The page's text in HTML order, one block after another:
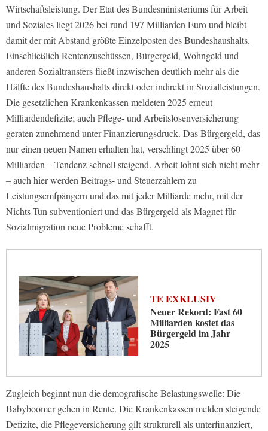
Wirtschaftsleistung. Der Etat des Bundesministeriums für Arbeit
und Soziales liegt 2026 bei rund 197 Milliarden Euro und bleibt
damit der mit Abstand größte Einzelposten des Bundeshaushalts.
Einschließlich Rentenzuschüssen, Bürgergeld, Wohngeld und
anderen Sozialtransfers fließt inzwischen deutlich mehr als die
Hälfte des Bundeshaushalts direkt oder indirekt in Sozialleistungen.
Die gesetzlichen Krankenkassen meldeten 2025 erneut
Milliardendefizite; auch Pflege- und Arbeitslosenversicherung
geraten zunehmend unter Finanzierungsdruck. Das Bürgergeld, das
nur einen neuen Namen erhalten hat, verschlingt 2025 über 60
Milliarden – Tendenz schnell steigend. Arbeit lohnt sich nicht mehr
– auch hier werden Beitrags- und Steuerzahlern zu
Leistungsemfpängern und das mit jeder Milliarde mehr, mit der
Nichts-Tun subventioniert und das Bürgergeld als Magnet für
Sozialmigration neue Probleme schafft.
TE EXKLUSIV
Neuer Rekord: Fast 60
Milliarden kostet das
Bürgergeld im Jahr
2025
Zugleich beginnt nun die demografische Belastungswelle: Die
Babyboomer gehen in Rente. Die Krankenkassen melden steigende
Defizite, die Pflegeversicherung gilt strukturell als unterfinanziert,